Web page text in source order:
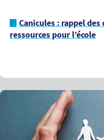
Canicules : rappel
ressources pour l’école